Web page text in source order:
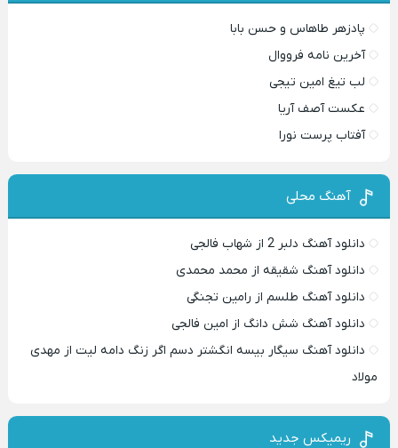
پادزهر طاهاس و حسن بابا
آخرین نامه فرووال
لب تیغ امین تیجی
عکست آصف آریا
آفتاب پرست نورا
آهنگ محلی
دانلود آهنگ دلبر 2 از شهاب فالجی
دانلود آهنگ شقیقه از محمد محمدی
دانلود آهنگ طلسم از رامین تجنگی
دانلود آهنگ شش دانگ از امین فالجی
دانلود آهنگ سیگار بیسه انگشتر دسم اگر زنگ دامه لیت از مهدی
مولاد
ریمیکس جدید